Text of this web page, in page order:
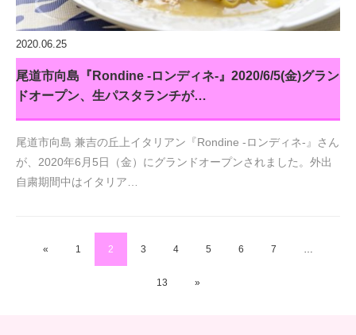
2020.06.25
尾道市向島『Rondine -ロンディネ-』2020/6/5(金)グラン
ドオープン、生パスタランチが…
尾道市向島 兼吉の丘上イタリアン『Rondine -ロンディネ-』さん
が、2020年6月5日（金）にグランドオープンされました。外出
自粛期間中はイタリア…
« 1 2 3 4 5 6 7 …
13 »